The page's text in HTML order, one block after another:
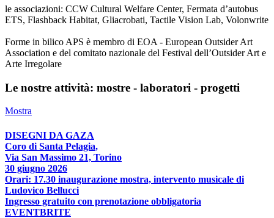
le associazioni: CCW Cultural Welfare Center, Fermata d’autobus
ETS, Flashback Habitat, Gliacrobati, Tactile Vision Lab, Volonwrite
Forme in bilico APS è membro di EOA - European Outsider Art
Association e del comitato nazionale del Festival dell’Outsider Art e
Arte Irregolare
Le nostre attività: mostre - laboratori - progetti
Mostra
DISEGNI DA GAZA
Coro di Santa Pelagia,
Via San Massimo 21, Torino
30 giugno 2026
Orari: 17.30 inaugurazione mostra, intervento musicale di
Ludovico Bellucci
Ingresso gratuito con prenotazione obbligatoria
EVENTBRITE